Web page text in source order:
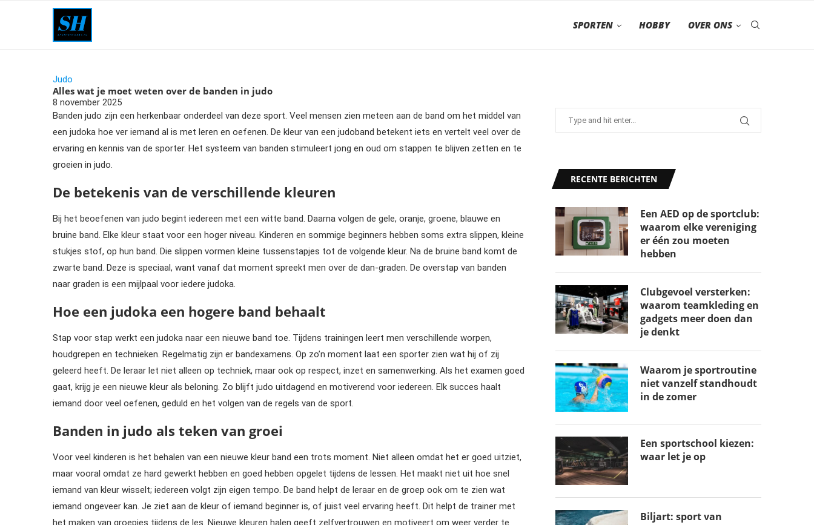
SPORTEN HOBBY OVER ONS
Judo
Alles wat je moet weten over de banden in judo
8 november 2025
Banden judo zijn een herkenbaar onderdeel van deze sport. Veel mensen zien meteen aan de band om het middel van
een judoka hoe ver iemand al is met leren en oefenen. De kleur van een judoband betekent iets en vertelt veel over de
ervaring en kennis van de sporter. Het systeem van banden stimuleert jong en oud om stappen te blijven zetten en te
groeien in judo.
De betekenis van de verschillende kleuren
Bij het beoefenen van judo begint iedereen met een witte band. Daarna volgen de gele, oranje, groene, blauwe en
bruine band. Elke kleur staat voor een hoger niveau. Kinderen en sommige beginners hebben soms extra slippen, kleine
stukjes stof, op hun band. Die slippen vormen kleine tussenstapjes tot de volgende kleur. Na de bruine band komt de
zwarte band. Deze is speciaal, want vanaf dat moment spreekt men over de dan-graden. De overstap van banden
naar graden is een mijlpaal voor iedere judoka.
Hoe een judoka een hogere band behaalt
Stap voor stap werkt een judoka naar een nieuwe band toe. Tijdens trainingen leert men verschillende worpen,
houdgrepen en technieken. Regelmatig zijn er bandexamens. Op zo’n moment laat een sporter zien wat hij of zij
geleerd heeft. De leraar let niet alleen op techniek, maar ook op respect, inzet en samenwerking. Als het examen goed
gaat, krijg je een nieuwe kleur als beloning. Zo blijft judo uitdagend en motiverend voor iedereen. Elk succes haalt
iemand door veel oefenen, geduld en het volgen van de regels van de sport.
Banden in judo als teken van groei
Voor veel kinderen is het behalen van een nieuwe kleur band een trots moment. Niet alleen omdat het er goed uitziet,
maar vooral omdat ze hard gewerkt hebben en goed hebben opgelet tijdens de lessen. Het maakt niet uit hoe snel
iemand van kleur wisselt; iedereen volgt zijn eigen tempo. De band helpt de leraar en de groep ook om te zien wat
iemand ongeveer kan. Je ziet aan de kleur of iemand beginner is, of juist veel ervaring heeft. Dit helpt de trainer met
het maken van groepjes tijdens de les. Nieuwe kleuren halen geeft zelfvertrouwen en motiveert om weer verder te
RECENTE BERICHTEN
Een AED op de sportclub:
waarom elke vereniging
er één zou moeten
hebben
Clubgevoel versterken:
waarom teamkleding en
gadgets meer doen dan
je denkt
Waarom je sportroutine
niet vanzelf standhoudt
in de zomer
Een sportschool kiezen:
waar let je op
Biljart: sport van